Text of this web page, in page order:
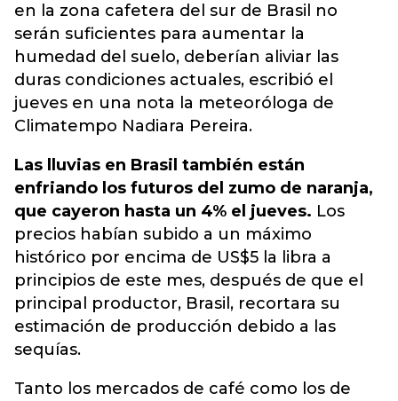
en la zona cafetera del sur de Brasil no
serán suficientes para aumentar la
humedad del suelo, deberían aliviar las
duras condiciones actuales, escribió el
jueves en una nota la meteoróloga de
Climatempo Nadiara Pereira.
Las lluvias en Brasil también están
enfriando los futuros del zumo de naranja,
que cayeron hasta un 4% el jueves. Los
precios habían subido a un máximo
histórico por encima de US$5 la libra a
principios de este mes, después de que el
principal productor, Brasil, recortara su
estimación de producción debido a las
sequías.
Tanto los mercados de café como los de